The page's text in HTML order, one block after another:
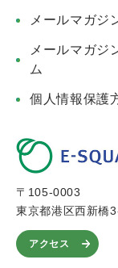
メールマガジ
メールマガジ
ム
個人情報保護
〒105-0003
東京都港区西新橋
アクセス